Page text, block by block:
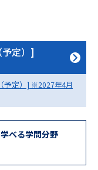
共通テスト「受験案
求
定）]
予定）] ※2027年4月
べる学問分野